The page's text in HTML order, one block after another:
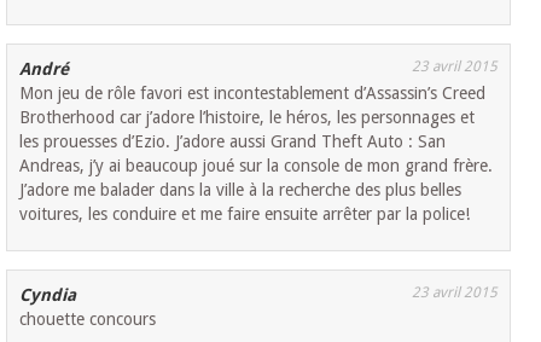
André 23 avril 2015
Mon jeu de rôle favori est incontestablement d’Assassin’s Creed
Brotherhood car j’adore l’histoire, le héros, les personnages et
les prouesses d’Ezio. J’adore aussi Grand Theft Auto : San
Andreas, j’y ai beaucoup joué sur la console de mon grand frère.
J’adore me balader dans la ville à la recherche des plus belles
voitures, les conduire et me faire ensuite arrêter par la police!
Cyndia 23 avril 2015
chouette concours